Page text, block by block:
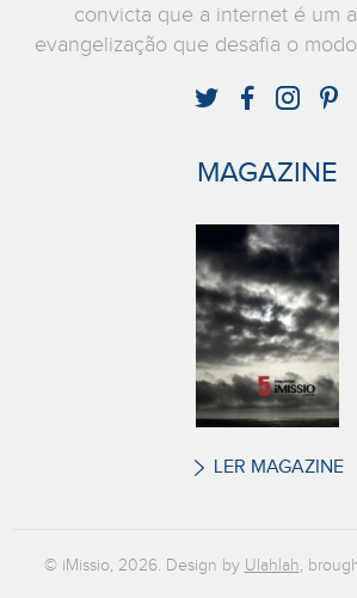
convicta que a internet é um
evangelização que desafia o
MAGAZINE
LER MAGAZINE
© iMissio, 2026. Design by Ulahlah,